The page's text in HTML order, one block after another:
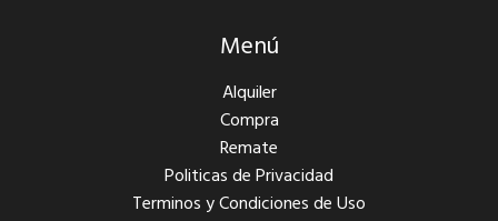
Menú
Alquiler
Compra
Remate
Politicas de Privacidad
Terminos y Condiciones de Uso